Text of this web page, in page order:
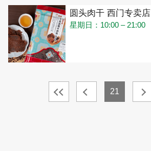
圆头肉干 西门专卖店
星期日：10:00 – 21:00
21